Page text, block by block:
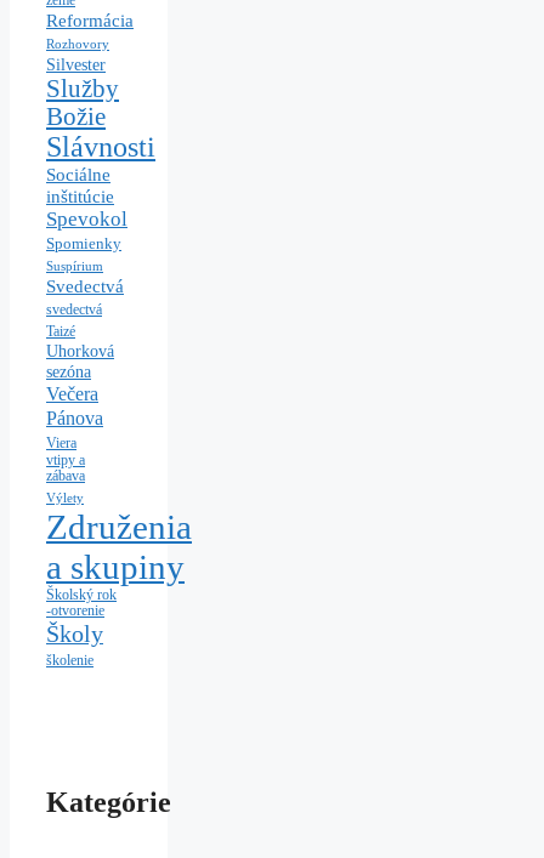
Reformácia
Rozhovory
Silvester
Služby
Božie
Slávnosti
Sociálne
inštitúcie
Spevokol
Spomienky
Suspírium
Svedectvá
svedectvá
Taizé
Uhorková
sezóna
Večera
Pánova
Viera
vtipy a
zábava
Výlety
Združenia
a skupiny
Školský rok
-otvorenie
Školy
školenie
Kategórie